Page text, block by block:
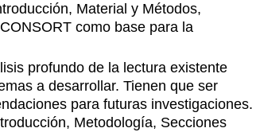
Material y Métodos,
como base para la
profundo de la lectura existente
a desarrollar. Tienen que ser
para futuras investigaciones.
Metodología, Secciones